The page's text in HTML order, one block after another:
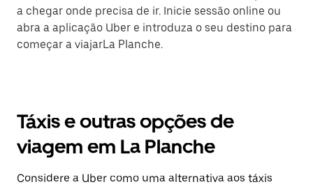
a chegar onde precisa de ir. Inicie sessão online ou
abra a aplicação Uber e introduza o seu destino para
começar a viajarLa Planche.
Táxis e outras opções de
viagem em La Planche
Considere a Uber como uma alternativa aos táxis